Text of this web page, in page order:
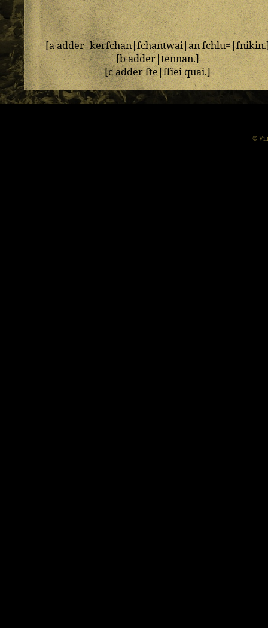
[aadder|kērſchan|ſchantwai|an ſchlū=|ſnikin
[badder|tennan.]
[cadderſte|ſſieiquai.]
©